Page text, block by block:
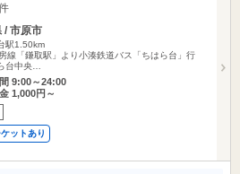
/ 市原市
駅1.50km
房線「鎌取駅」より小湊鉄道バス「ちはら台」行
台中央…
9:00～24:00
1,000円～
ットあり